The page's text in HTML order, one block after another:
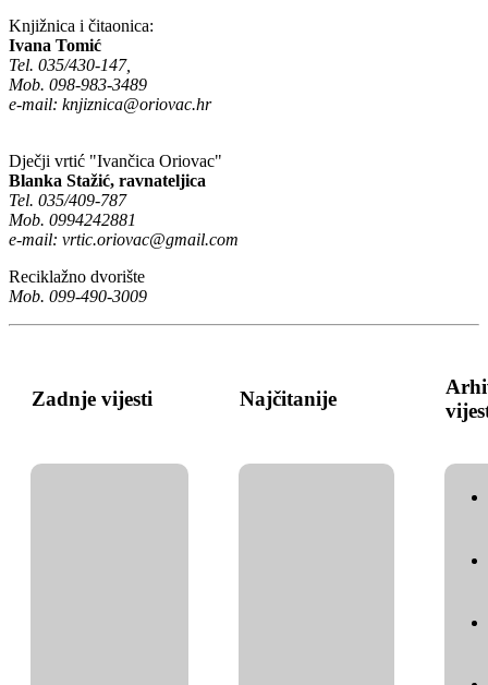
Knjižnica i čitaonica:
Ivana Tomić
Tel. 035/430-147,
Mob. 098-983-3489
e-mail: knjiznica@oriovac.hr
Dječji vrtić "Ivančica Oriovac"
Blanka Stažić, ravnateljica
Tel. 035/409-787
Mob. 0994242881
e-mail: vrtic.oriovac@gmail.com
Reciklažno dvorište
Mob. 099-490-3009
Zadnje vijesti Najčitanije